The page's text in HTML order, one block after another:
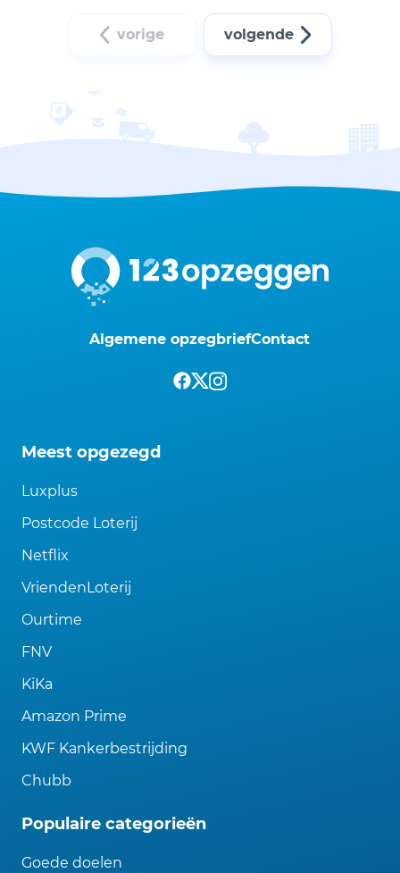
vorige volgende
Algemene opzegbriefContact
Meest opgezegd
Luxplus
Postcode Loterij
Netflix
VriendenLoterij
Ourtime
FNV
KiKa
Amazon Prime
KWF Kankerbestrijding
Chubb
Populaire categorieën
Goede doelen